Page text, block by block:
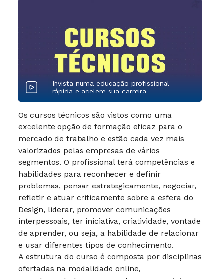
Invista numa educação profissional
rápida e acelere sua carreira!
Os cursos técnicos são vistos como uma
excelente opção de formação eficaz para o
mercado de trabalho e estão cada vez mais
valorizados pelas empresas de vários
segmentos. O profissional terá competências e
habilidades para reconhecer e definir
problemas, pensar estrategicamente, negociar,
refletir e atuar criticamente sobre a esfera do
Design, liderar, promover comunicações
interpessoais, ter iniciativa, criatividade, vontade
de aprender, ou seja, a habilidade de relacionar
e usar diferentes tipos de conhecimento.
A estrutura do curso é composta por disciplinas
ofertadas na modalidade online,